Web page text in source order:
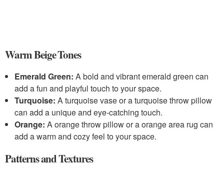
Warm Beige Tones
Emerald Green: A bold and vibrant emerald green can
add a fun and playful touch to your space.
Turquoise: A turquoise vase or a turquoise throw pillow
can add a unique and eye-catching touch.
Orange: A orange throw pillow or a orange area rug can
add a warm and cozy feel to your space.
Patterns and Textures